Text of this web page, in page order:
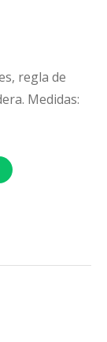
regla de
Medidas: